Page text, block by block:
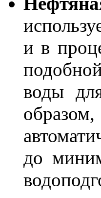
и в
воды
до